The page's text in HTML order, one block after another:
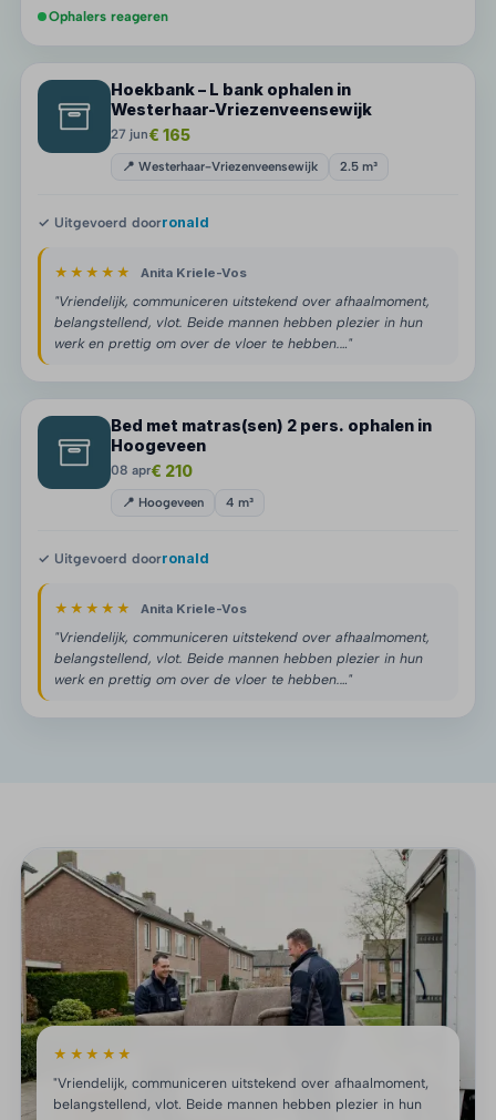
Ophalers reageren
Hoekbank – L bank ophalen in
Westerhaar-Vriezenveensewijk
27 jun€ 165
📍 Westerhaar-Vriezenveensewijk 2.5 m³
✓ Uitgevoerd doorronald
★★★★★ Anita Kriele-Vos
"Vriendelijk, communiceren uitstekend over afhaalmoment,
belangstellend, vlot. Beide mannen hebben plezier in hun
werk en prettig om over de vloer te hebben.…"
Bed met matras(sen) 2 pers. ophalen in
Hoogeveen
08 apr€ 210
📍 Hoogeveen 4 m³
✓ Uitgevoerd doorronald
★★★★★ Anita Kriele-Vos
"Vriendelijk, communiceren uitstekend over afhaalmoment,
belangstellend, vlot. Beide mannen hebben plezier in hun
werk en prettig om over de vloer te hebben.…"
★★★★★
"Vriendelijk, communiceren uitstekend over afhaalmoment,
belangstellend, vlot. Beide mannen hebben plezier in hun